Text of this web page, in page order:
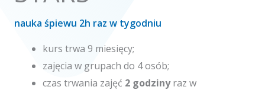
nauka śpiewu 2h raz w tygodniu
kurs trwa 9 miesięcy;
zajęcia w grupach do 4 osób;
czas trwania zajęć 2 godzinyraz w